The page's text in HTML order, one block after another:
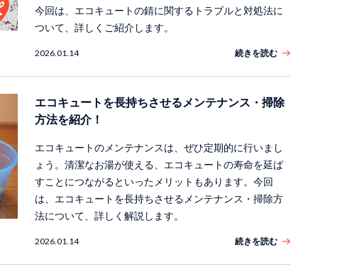
今回は、エコキュートの錆に関するトラブルと対処法に
ついて、詳しくご紹介します。
2026.01.14 続きを読む
エコキュートを長持ちさせるメンテナンス・掃除
方法を紹介！
エコキュートのメンテナンスは、ぜひ定期的に行いまし
ょう。清潔なお湯が使える、エコキュートの寿命を延ば
すことにつながるといったメリットもあります。今回
は、エコキュートを長持ちさせるメンテナンス・掃除方
法について、詳しく解説します。
2026.01.14 続きを読む